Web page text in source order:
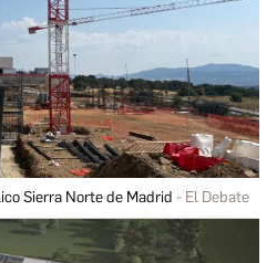
Sierra Norte de Madrid El Debate